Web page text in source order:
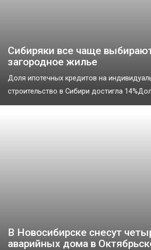
Сибиряки все чаще
загородное жилье
Доля ипотечных кредитов на
строительство в Сибири достигла
В Новосибирске снесут
аварийных дома в